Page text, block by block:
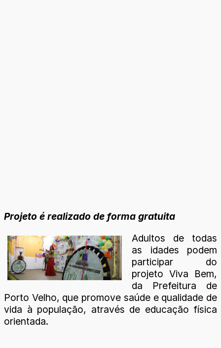
Projeto é realizado de forma gratuita
Adultos de todas
as idades podem
participar do
projeto Viva Bem,
da Prefeitura de
Porto Velho, que promove saúde e qualidade de
vida à população, através de educação física
orientada.